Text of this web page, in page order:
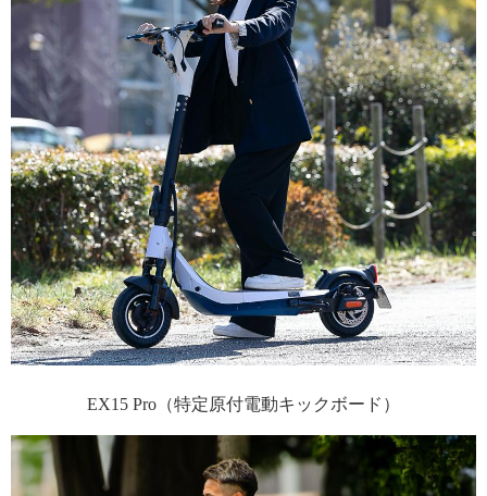
EX15 Pro（特定原付電動キックボード）